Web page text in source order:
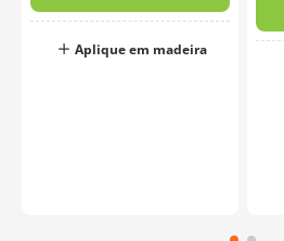
Aplique em madeira